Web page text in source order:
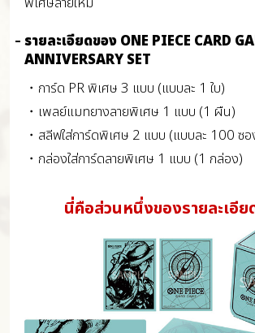
รายละเอียดของ ONE PIECE CARD
ANNIVERSARY SET
・การ์ด PR พิเศษ 3 แบบ (แบบละ 1 ใบ)
・เพลย์แมทยางลายพิเศษ 1 แบบ (1 ผืน)
・สลีฟใส่การ์ดพิเศษ 2 แบบ (แบบละ 100 ซอ
・กล่องใส่การ์ดลายพิเศษ 1 แบบ (1 กล่อง)
นี่คือส่วนหนึ่งของรายละเอีย